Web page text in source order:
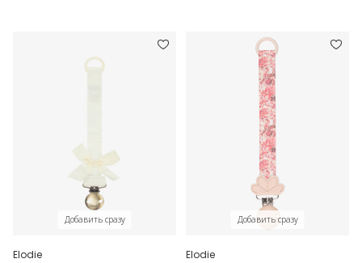
Добавить сразу
Elodie
Добавить сразу
Elodie